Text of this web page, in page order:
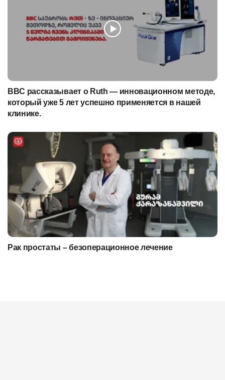
BBC рассказывает о Ruth — инновационном методе,
который уже 5 лет успешно применяется в нашей
клинике.
Рак простаты – безоперационное лечение